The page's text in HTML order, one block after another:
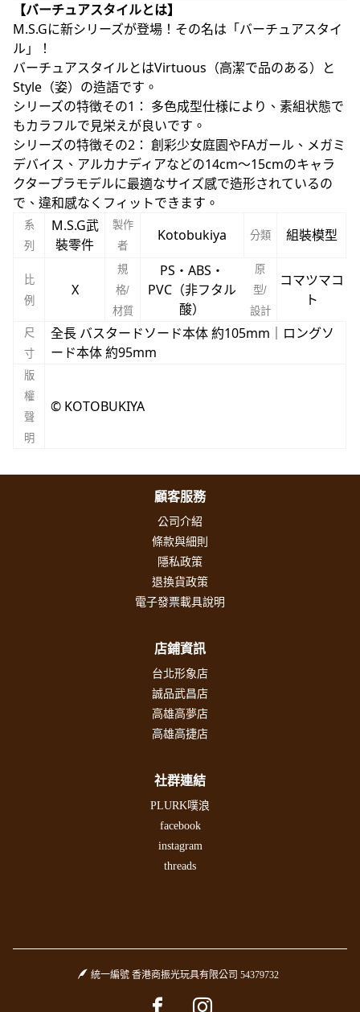
【バーチュアスタイルとは】
M.S.Gに新シリーズが登場！その名は「バーチュアスタイ
ル」！
バーチュアスタイルとはVirtuous（高潔で品のある）と
Style（姿）の造語です。
シリーズの特徴その1： 多色成型仕様により、素組状態で
もカラフルで見栄えが良いです。
シリーズの特徴その2： 創彩少女庭園やFAガール、メガミ
デバイス、アルカナディアなどの14cm～15cmのキャラ
クタープラモデルに最適なサイズ感で造形されているの
で、違和感なくフィットできます。
系
列
M.S.G武
裝零件
製作
者
Kotobukiya 分類 組裝模型
比
例
X
規
格/
材質
PS・ABS・
PVC（非フタル
酸）
原
型/
設計
コマツマコ
ト
尺
寸
全長 バスタードソード本体 約105mm｜ロングソ
ード本体 約95mm
版
權
聲
明
© KOTOBUKIYA
顧客服務
公司介紹
條款與細則
隱私政策
退換貨政策
電子發票載具說明
店鋪資訊
台北形象店
誠品武昌店
高雄高夢店
高雄高捷店
社群連結
PLURK噗浪
facebook
instagram
threads
統一編號 香港商振光玩具有限公司 54379732
Facebook pageInstagram page